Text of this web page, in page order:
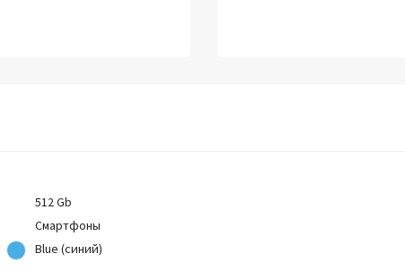
512 Gb
Смартфоны
Blue (синий)